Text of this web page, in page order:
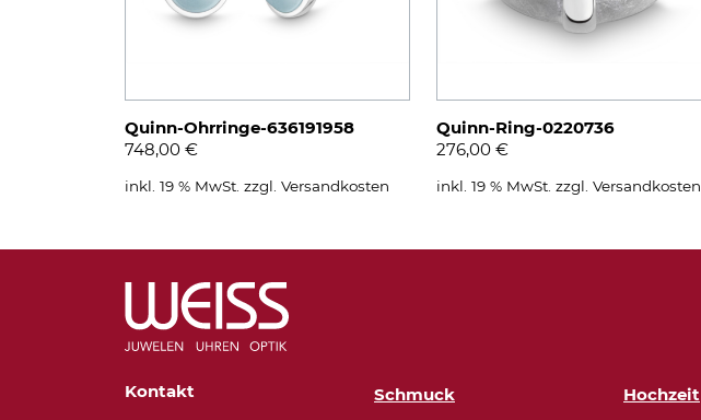
Quinn-Ohrringe-636191958
748,00 €
inkl. 19 % MwSt. zzgl. Versandkosten
Quinn-Ring-0220736
276,00 €
inkl. 19 % MwSt. zzgl. Versandkosten
Kontakt
Schmuck Hochzeit